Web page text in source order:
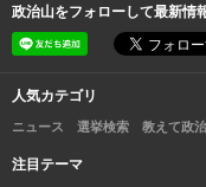
政治山をフォローして最新情
人気カテゴリ
ニュース 選挙検索 教えて政
注目テーマ